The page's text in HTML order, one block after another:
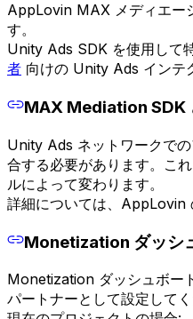
AppLovin MAX メディエー
す。
Unity Ads SDK を使用して
者 向けの Unity Ads インテ
MAX Mediation SDK
Unity Ads ネットワークで
合する必要があります。こ
ルによって変わります。
詳細については、AppLovin
Monetization ダッシ
Monetization ダッシュボー
パートナーとして設定してく